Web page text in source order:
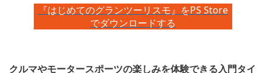
『はじめてのグランツーリスモ』をPS Store
でダウンロードする
クルマやモータースポーツの楽しみを体験できる入門タイ